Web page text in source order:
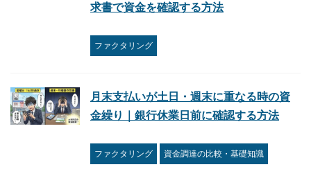
求書で資金を確認する方法
ファクタリング
月末支払いが土日・週末に重なる時の資
金繰り｜銀行休業日前に確認する方法
ファクタリング 資金調達の比較・基礎知識